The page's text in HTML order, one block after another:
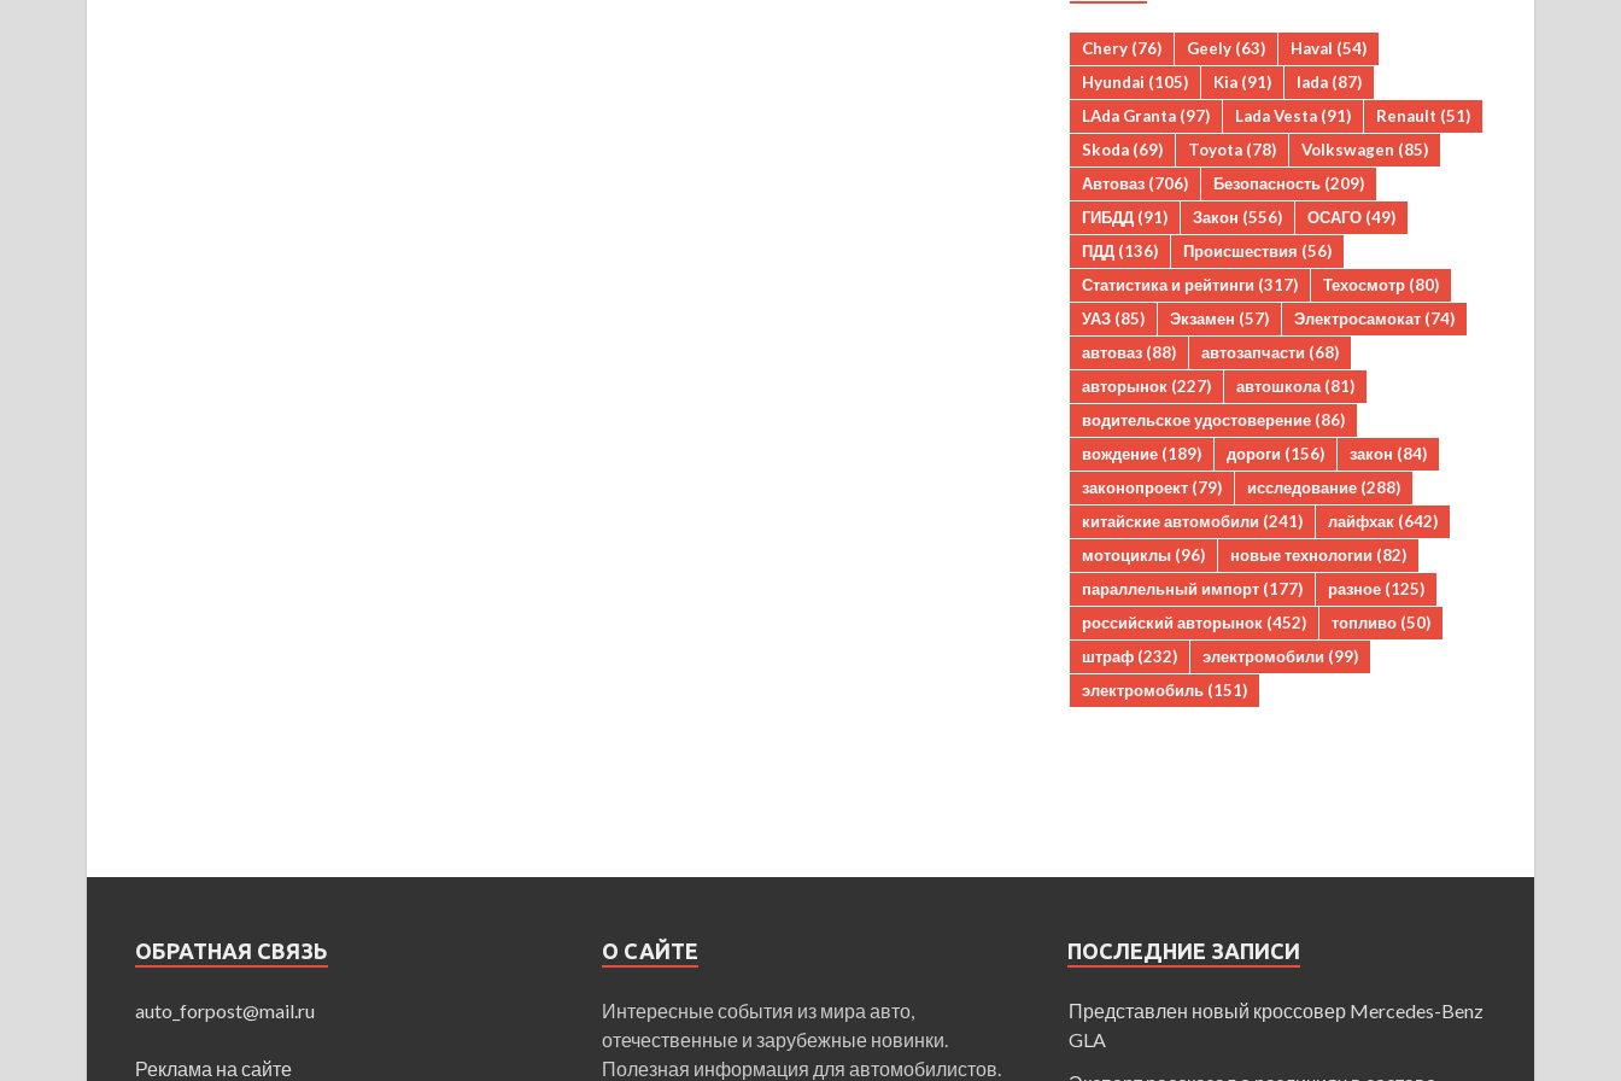
Chery (76) Geely (63) Haval (54)
Hyundai (105) Kia (91) lada (87)
LAda Granta (97) Lada Vesta (91) Renault (51)
Skoda (69) Toyota (78) Volkswagen (85)
Автоваз (706) Безопасность (209)
ГИБДД (91) Закон (556) ОСАГО (49)
ПДД (136) Происшествия (56)
Статистика и рейтинги (317) Техосмотр (80)
УАЗ (85) Экзамен (57) Электросамокат (74)
автоваз (88) автозапчасти (68)
авторынок (227) автошкола (81)
водительское удостоверение (86)
вождение (189) дороги (156) закон (84)
законопроект (79) исследование (288)
китайские автомобили (241) лайфхак (642)
мотоциклы (96) новые технологии (82)
параллельный импорт (177) разное (125)
российский авторынок (452) топливо (50)
штраф (232) электромобили (99)
электромобиль (151)
ОБРАТНАЯ СВЯЗЬ
auto_forpost@mail.ru
Реклама на сайте
О САЙТЕ
Интересные события из мира авто,
отечественные и зарубежные новинки.
Полезная информация для автомобилистов.
ПОСЛЕДНИЕ ЗАПИСИ
Представлен новый кроссовер Mercedes-Benz
GLA